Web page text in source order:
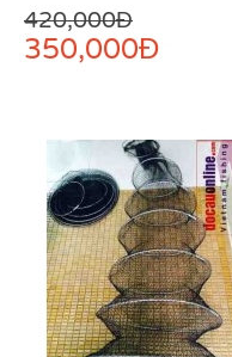
420,000Đ
350,000Đ